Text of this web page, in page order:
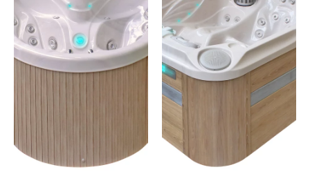
HEART
2 places –38 jets
SOULMAT
E
3 places – 52 jets